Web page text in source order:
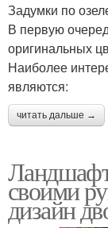
Задумки по
В первую
оригинальных
Наиболее
являются:
читать дальше →
своими
дизайн